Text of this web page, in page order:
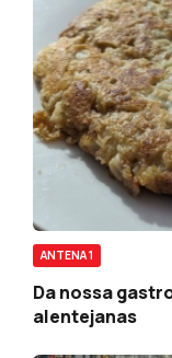
ANTENA 1
Da nossa
alentejanas